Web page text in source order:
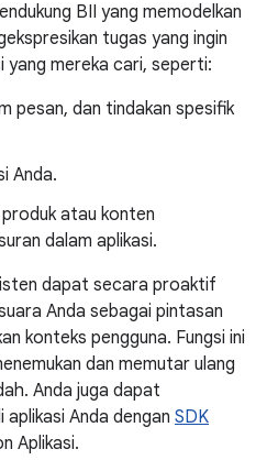
BII yang memodelkan
tugas yang ingin
yang mereka cari, seperti:
pesan, dan tindakan spesifik
Anda.
atau konten
dalam aplikasi.
dapat secara proaktif
Anda sebagai pintasan
konteks pengguna. Fungsi ini
dan memutar ulang
Anda juga dapat
aplikasi Anda dengan SDK
Aplikasi.